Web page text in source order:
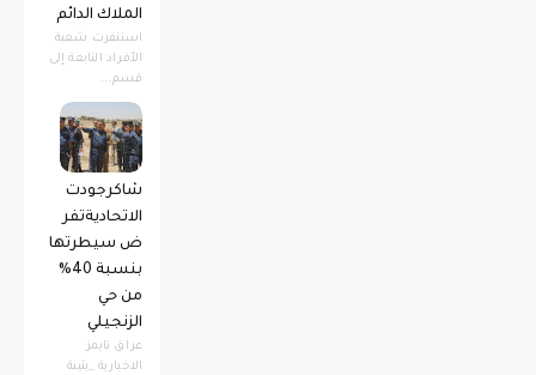
الملاك الدائم
استنفرت شعبة
الأفراد التابعة إلى
قسم...
شاكرجودت
الاتحاديةتفر
ض سيطرتها
بنسبة 40%
من حي
الزنجيلي
عراق تايمز
الاخبارية _بثينة